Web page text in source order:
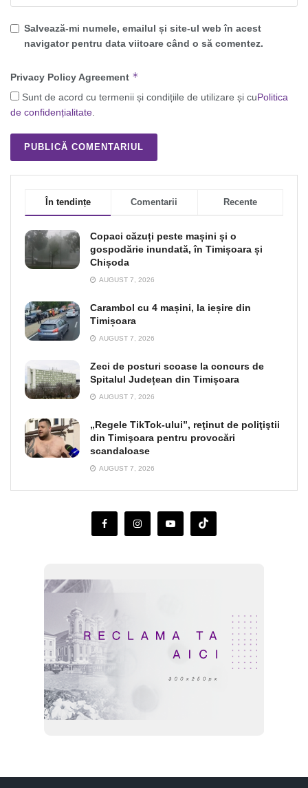
Salvează-mi numele, emailul și site-ul web în acest
navigator pentru data viitoare când o să comentez.
Privacy Policy Agreement *
Sunt de acord cu termenii și condițiile de utilizare și cuPolitica
de confidențialitate
În tendințe Comentarii Recente
Copaci căzuți peste mașini și o
gospodărie inundată, în Timișoara și
Chișoda
AUGUST 7, 2026
Carambol cu 4 mașini, la ieșire din
Timișoara
AUGUST 7, 2026
Zeci de posturi scoase la concurs de
Spitalul Județean din Timișoara
AUGUST 7, 2026
„Regele TikTok-ului”, reţinut de poliţiştii
din Timişoara pentru provocări
scandaloase
AUGUST 7, 2026